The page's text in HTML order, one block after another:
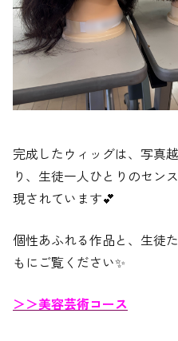
完成したウィッグは、写真
り、生徒一人ひとりのセン
現されています💕
個性あふれる作品と、生徒
もにご覧ください✨
＞＞美容芸術コース